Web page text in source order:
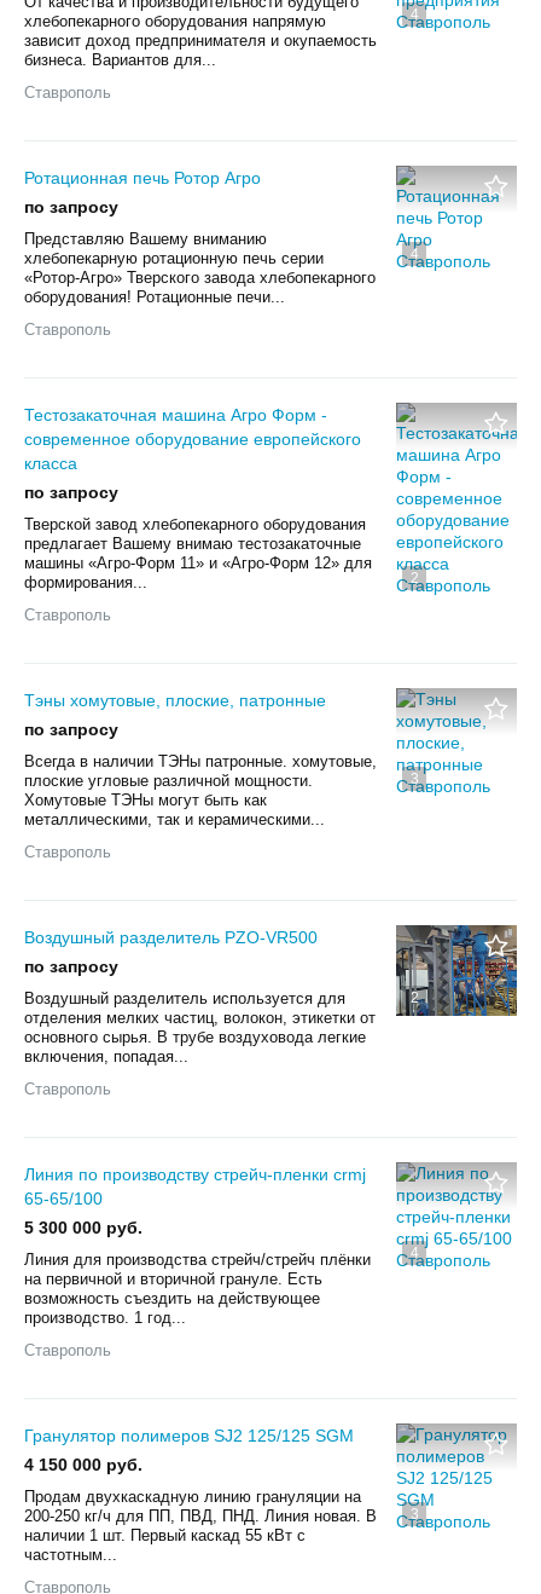
4
хлебопекарного оборудования напрямую
зависит доход предпринимателя и окупаемость
бизнеса. Вариантов для...
Ставрополь
4
Ротационная печь Ротор Агро
по запросу
Представляю Вашему вниманию
хлебопекарную ротационную печь серии
«Ротор-Агро» Тверского завода хлебопекарного
оборудования! Ротационные печи...
Ставрополь
2
Тестозакаточная машина Агро Форм -
современное оборудование европейского
класса
по запросу
Тверской завод хлебопекарного оборудования
предлагает Вашему внимаю тестозакаточные
машины «Агро-Форм 11» и «Агро-Форм 12» для
формирования...
Ставрополь
3
Тэны хомутовые, плоские, патронные
по запросу
Всегда в наличии ТЭНы патронные. хомутовые,
плоские угловые различной мощности.
Хомутовые ТЭНы могут быть как
металлическими, так и керамическими...
Ставрополь
2
Воздушный разделитель PZO-VR500
по запросу
Воздушный разделитель используется для
отделения мелких частиц, волокон, этикетки от
основного сырья. В трубе воздуховода легкие
включения, попадая...
Ставрополь
4
Линия по производству стрейч-пленки crmj
65-65/100
5 300 000 руб.
Линия для производства стрейч/стрейч плёнки
на первичной и вторичной грануле. Есть
возможность съездить на действующее
производство. 1 год...
Ставрополь
3
Гранулятор полимеров SJ2 125/125 SGM
4 150 000 руб.
Продам двухкаскадную линию грануляции на
200-250 кг/ч для ПП, ПВД, ПНД. Линия новая. В
наличии 1 шт. Первый каскад 55 кВт с
частотным...
Ставрополь